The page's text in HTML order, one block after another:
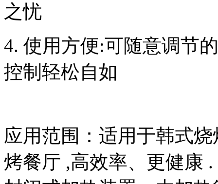
之忧
4. 使用方便:可随意调节
控制轻松自如
应用范围：适用于韩式
烤餐厅 ,高效率、更健康 .